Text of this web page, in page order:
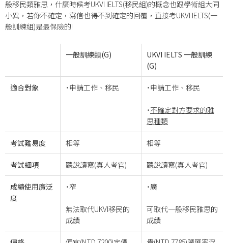
般移民類雅思，什麼時候考UKVI IELTS(移民組)的概念也跟學術組大同
小異，若你不確定，寫信也得不到確定的回覆，直接考UKVI IELTS(一
般訓練組)是最保險的!
一般訓練類(G) UKVI IELTS 一般訓練
(G)
適合對象 ˙申請工作、移民 ˙申請工作、移民
˙不確定對方要求的雅
思種類
考試難易度 相等 相等
考試細項 聽說讀寫(真人考官) 聽說讀寫(真人考官)
成績使用廣泛
度
˙窄
無法取代UKVI移民的
成績
˙廣
可取代一般移民雅思的
成績